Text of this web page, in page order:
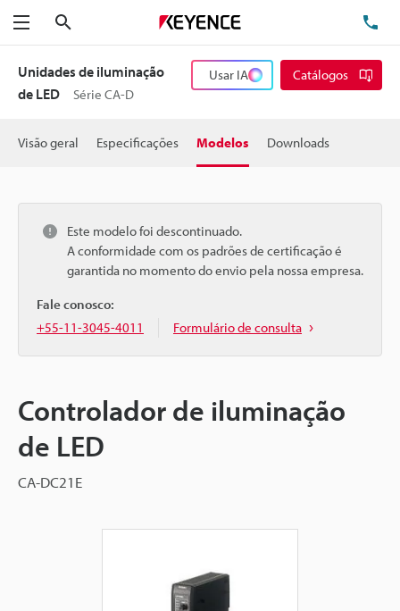
Menu
Unidades de iluminação
de LED
Série CA-D
Usar IA Catálogos
Visão geral Especificações Modelos Downloads
Este modelo foi descontinuado.
A conformidade com os padrões de certificação é
garantida no momento do envio pela nossa empresa.
Fale conosco:
+55-11-3045-4011
Formulário de consulta
Controlador de iluminação
de LED
CA-DC21E